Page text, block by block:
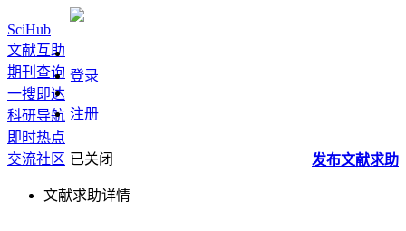
SciHub
文献互助
期刊查询
一搜即达
科研导航
即时热点
交流社区
登录
注册
发布文献求助
已关闭
文献求助详情